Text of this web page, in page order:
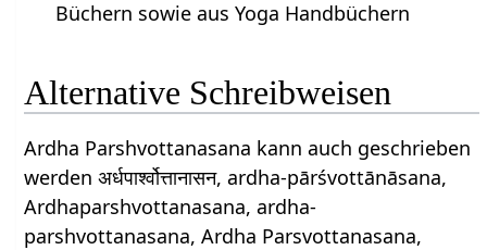
Büchern sowie aus Yoga Handbüchern
Alternative Schreibweisen
Ardha Parshvottanasana kann auch geschrieben
werden अर्धपार्श्वोत्तानासन, ardha-pārśvottānāsana,
Ardhaparshvottanasana, ardha-
parshvottanasana, Ardha Parsvottanasana,